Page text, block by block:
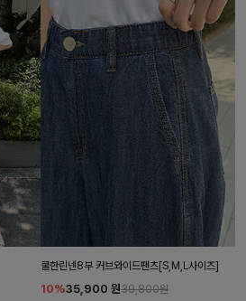
쿨한린넨8부 커브와이드팬츠[S,M,L사이즈]
10%35,900 원39,800원